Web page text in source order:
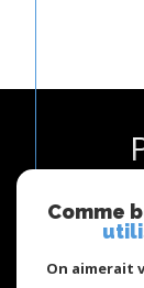
Comme
On aimerait